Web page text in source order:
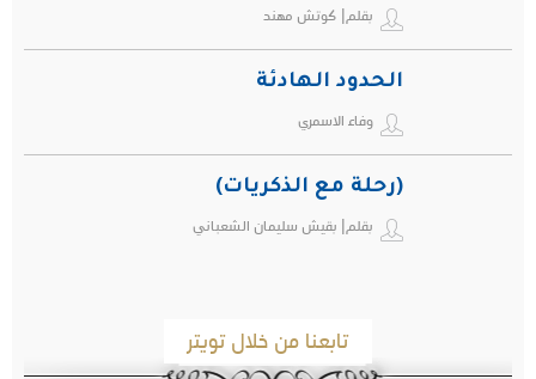
بقلم| كوتش مهند
الحدود الهادئة
وفاء الاسمري
(رحلة مع الذكريات)
بقلم| بقيش سليمان الشعباني
تابعنا من خلال تويتر